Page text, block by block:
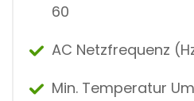
60
AC Netzfrequenz
Min. Temperatur